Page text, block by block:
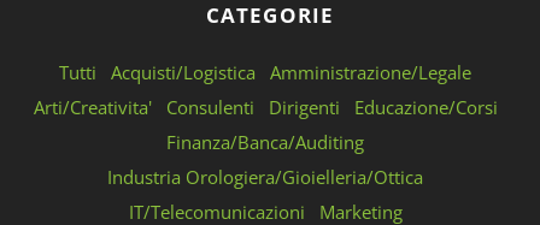
CATEGORIE
Tutti Acquisti/Logistica
Amministrazione/Legale
Arti/Creativita'
Consulenti Dirigenti
Educazione/Corsi
Finanza/Banca/Auditing
Industria Orologiera/Gioielleria/Ottica
IT/Telecomunicazioni
Marketing